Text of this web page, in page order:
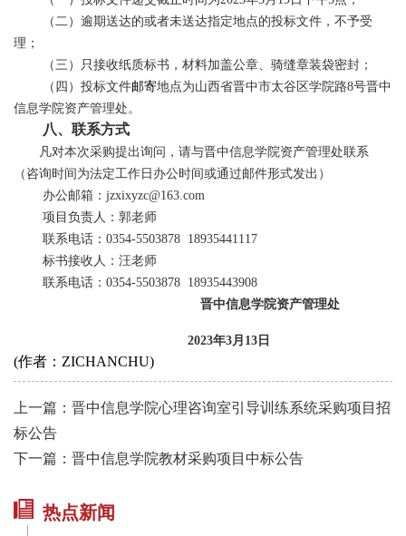
（二）逾期送达的或者未送达指定地点的投标文件，不予受
理；
（三）只接收纸质标书，材料加盖公章、骑缝章装袋密封；
（四）投标文件邮寄地点为山西省晋中市太谷区学院路8号晋中
信息学院资产管理处。
八、联系方式
凡对本次采购提出询问，请与晋中信息学院资产管理处联系
（咨询时间为法定工作日办公时间或通过邮件形式发出）
办公邮箱： jzxixyzc@163.com
项目负责人： 郭老师
联系电话： 0354-5503878 18935441117
标书接收人： 汪老师
联系电话： 0354-5503878 18935443908
晋中信息学院资产管理处
2023年3 月 13 日
(作者：ZICHANCHU)
上一篇：晋中信息学院心理咨询室引导训练系统采购项目招
标公告
下一篇：晋中信息学院教材采购项目中标公告
热点新闻